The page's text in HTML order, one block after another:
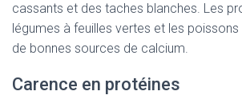
cassants et des taches blanches. Les
légumes à feuilles vertes et les
de bonnes sources de calcium.
Carence en protéines